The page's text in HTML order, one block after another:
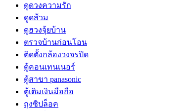
ดูดวงความรัก
ดูดส้วม
ดูฮวงจุ้ยบ้าน
ตรวจบ้านก่อนโอน
ติดตั้งกล้องวงจรปิด
ตู้คอนเทนเนอร์
ตู้สาขา panasonic
ตู้เติมเงินมือถือ
ถุงซิปล็อค